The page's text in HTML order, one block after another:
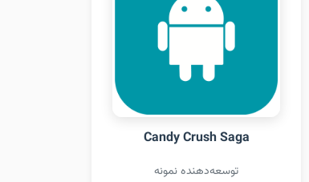
Candy Crush Saga
توسعه‌دهنده نمونه